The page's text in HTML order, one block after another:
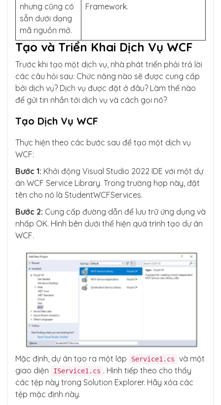
nhưng cũng có
sẵn dưới dạng
mã nguồn mở.
Framework.
Tạo và Triển Khai Dịch Vụ WCF
Trước khi tạo một dịch vụ, nhà phát triển phải trả lời
các câu hỏi sau: Chức năng nào sẽ được cung cấp
bởi dịch vụ? Dịch vụ được đặt ở đâu? Làm thế nào
để gửi tin nhắn tới dịch vụ và cách gọi nó?
Tạo Dịch Vụ WCF
Thực hiện theo các bước sau để tạo một dịch vụ
WCF:
Bước 1: Khởi động Visual Studio 2022 IDE với một dự
án WCF Service Library. Trong trường hợp này, đặt
tên cho nó là StudentWCFServices.
Bước 2: Cung cấp đường dẫn để lưu trữ ứng dụng và
nhấp OK. Hình bên dưới thể hiện quá trình tạo dự án
WCF.
Mặc định, dự án tạo ra một lớp Service1.cs
và một
giao diện
IService1.cs . Hình tiếp theo cho thấy
các tệp này trong Solution Explorer. Hãy xóa các
tệp mặc định này.